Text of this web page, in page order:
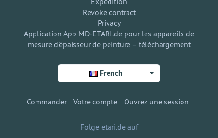
Revoke contract
Privacy
Application App MD-ETARI.de pour les appareils de
mesure d'épaisseur de peinture – téléchargement
French
Commander Votre compte Ouvrez une session
Folge etari.de auf